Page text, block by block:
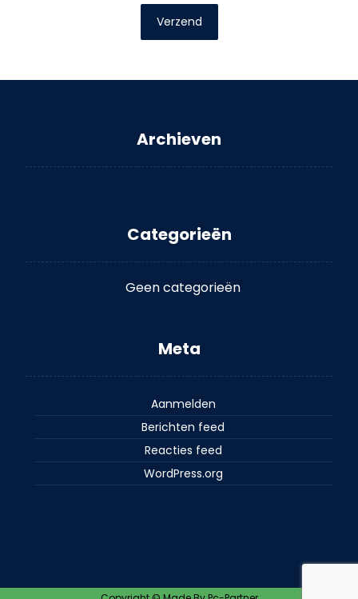
Verzend
Archieven
Categorieën
Geen categorieën
Meta
Aanmelden
Berichten feed
Reacties feed
WordPress.org